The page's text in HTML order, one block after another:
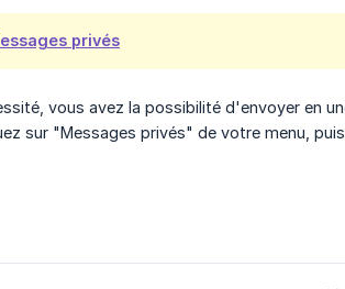
privés
vous avez la possibilité d'envoyer en
sur "Messages privés" de votre menu,